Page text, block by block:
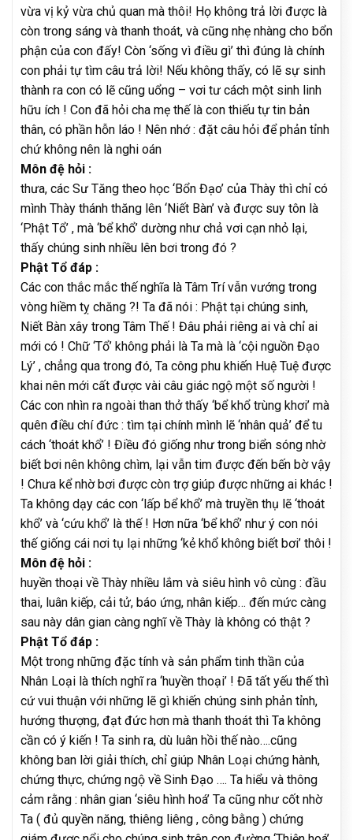
vừa vị kỷ vừa chủ quan mà thôi! Họ không trả lời được là
còn trong sáng và thanh thoát, và cũng nhẹ nhàng cho bổn
phận của con đấy! Còn ‘sống vì điều gì’ thì đúng là chính
con phải tự tìm câu trả lời! Nếu không thấy, có lẽ sự sinh
thành ra con có lẽ cũng uổng – vơi tư cách một sinh linh
hữu ích ! Con đã hỏi cha mẹ thế là con thiếu tự tin bản
thân, có phần hỗn láo ! Nên nhớ : đặt câu hỏi để phản tỉnh
chứ không nên là nghi oán
Môn đệ hỏi :
thưa, các Sư Tăng theo học ‘Bổn Đạo’ của Thày thì chỉ có
mình Thày thánh thăng lên ‘Niết Bàn’ và được suy tôn là
‘Phật Tổ’ , mà ‘bể khổ’ dường như chả vơi cạn nhỏ lại,
thấy chúng sinh nhiều lên bơi trong đó ?
Phật Tổ đáp :
Các con thắc mắc thế nghĩa là Tâm Trí vẫn vướng trong
vòng hiềm tỵ chăng ?! Ta đã nói : Phật tại chúng sinh,
Niết Bàn xây trong Tâm Thế ! Đâu phải riêng ai và chỉ ai
mới có ! Chữ ‘Tổ’ không phải là Ta mà là ‘cội nguồn Đạo
Lý’ , chẳng qua trong đó, Ta công phu khiến Huệ Tuệ được
khai nên mới cất được vài câu giác ngộ một số người !
Các con nhìn ra ngoài than thở thấy ‘bể khổ trùng khơi’ mà
quên điều chí đức : tìm tại chính mình lẽ ‘nhân quả’ để tu
cách ‘thoát khổ’ ! Điều đó giống như trong biển sóng nhờ
biết bơi nên không chìm, lại vẫn tim được đến bến bờ vậy
! Chưa kể nhờ bơi được còn trợ giúp được những ai khác !
Ta không dạy các con ‘lấp bể khổ’ mà truyền thụ lẽ ‘thoát
khổ’ và ‘cứu khổ’ là thế ! Hơn nữa ‘bể khổ’ như ý con nói
thế giống cái nơi tụ lại những ‘kẻ khổ không biết bơi’ thôi !
Môn đệ hỏi :
huyền thoại về Thày nhiều lắm và siêu hình vô cùng : đầu
thai, luân kiếp, cải tử, báo ứng, nhân kiếp… đến mức càng
sau này dân gian càng nghĩ về Thày là không có thật ?
Phật Tổ đáp :
Một trong những đặc tính và sản phẩm tinh thần của
Nhân Loại là thích nghĩ ra ‘huyền thoại’ ! Đã tất yếu thế thì
cứ vui thuận với những lẽ gì khiến chúng sinh phản tỉnh,
hướng thượng, đạt đức hơn mà thanh thoát thì Ta không
cần có ý kiến ! Ta sinh ra, dù luân hồi thế nào….cũng
không ban lời giải thích, chỉ giúp Nhân Loại chứng hành,
chứng thực, chứng ngộ về Sinh Đạo …. Ta hiểu và thông
cảm rằng : nhân gian ‘siêu hình hoá’ Ta cũng như cốt nhờ
Ta ( đủ quyền năng, thiêng liêng , công bằng ) chứng